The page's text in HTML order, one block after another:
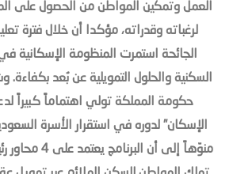
العمل وتمكين المواطن من الحصول على
لرغباته وقدراته، مؤكدا أن خلال فترة
الجائحة استمرت المنظومة الإسكانية
السكنية والحلول التمويلية عن بُعد
حكومة المملكة تولي اهتماماً كبيراً
الإسكان” لدوره في استقرار الأسرة
منوّهاً إلى أن